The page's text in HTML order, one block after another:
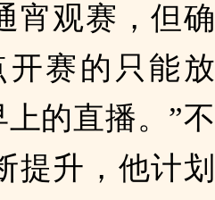
宵观赛，但确
赛的只能放
的直播。”不
提升，他计划